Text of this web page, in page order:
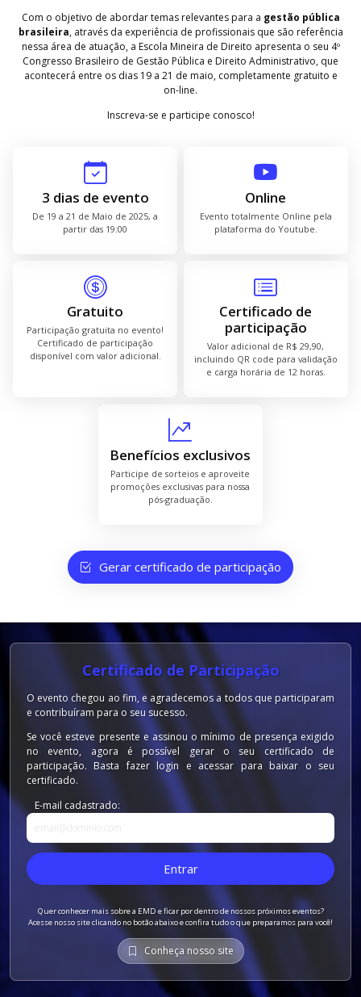
Com o objetivo de abordar temas relevantes para a gestão pública
brasileira, através da experiência de profissionais que são referência
nessa área de atuação, a Escola Mineira de Direito apresenta o seu 4º
Congresso Brasileiro de Gestão Pública e Direito Administrativo, que
acontecerá entre os dias 19 a 21 de maio, completamente gratuito e
on-line.
Inscreva-se e participe conosco!
3 dias de evento
De 19 a 21 de Maio de 2025, a
partir das 19:00
Online
Evento totalmente Online pela
plataforma do Youtube.
Gratuito
Participação gratuita no evento!
Certificado de participação
disponível com valor adicional.
Certificado de
participação
Valor adicional de R$ 29,90,
incluindo QR code para validação
e carga horária de 12 horas.
Benefícios exclusivos
Participe de sorteios e aproveite
promoções exclusivas para nossa
pós-graduação.
Gerar certificado de participação
Certificado de Participação
O evento chegou ao fim, e agradecemos a todos que participaram
e contribuíram para o seu sucesso.
Se você esteve presente e assinou o mínimo de presença exigido
no evento, agora é possível gerar o seu certificado de
participação. Basta fazer login e acessar para baixar o seu
certificado.
E-mail cadastrado:
Entrar
Quer conhecer mais sobre a EMD e ficar por dentro de nossos próximos eventos?
Acesse nosso site clicando no botão abaixo e confira tudo o que preparamos para você!
Conheça nosso site